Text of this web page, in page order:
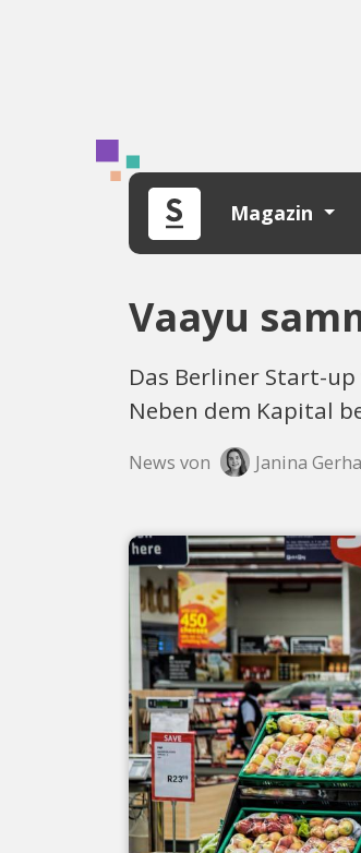
Magazin
Vaayu
Das Berliner Start-
Neben dem Kapital
News von Janina